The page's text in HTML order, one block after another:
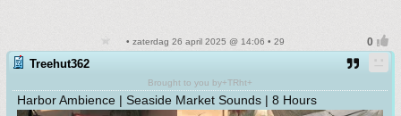
• zaterdag 26 april 2025 @ 14:06 • 29
Treehut362
Brought to you by+TRht+
Harbor Ambience | Seaside Market Sounds | 8 Hours